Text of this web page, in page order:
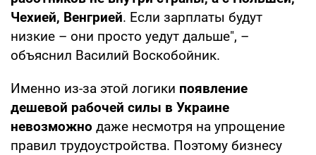
Чехией, Венгрией. Если зарплаты будут
низкие – они просто уедут дальше", –
объяснил Василий Воскобойник.
Именно из-за этой логики появление
дешевой рабочей силы в Украине
невозможно даже несмотря на упрощение
правил трудоустройства. Поэтому бизнесу